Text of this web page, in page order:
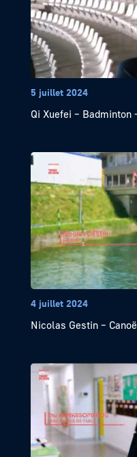
5 juillet 2024
Qi Xuefei – Badminton
4 juillet 2024
Nicolas Gestin –